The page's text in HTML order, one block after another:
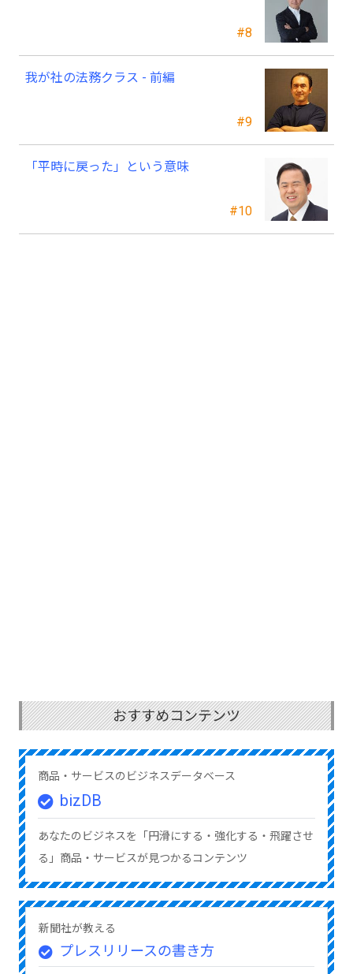
#8
#9
我が社の法務クラス - 前編
#10
「平時に戻った」という意味
おすすめコンテンツ
商品・サービスのビジネスデータベース
bizDB
あなたのビジネスを「円滑にする・強化する・飛躍させ
る」商品・サービスが見つかるコンテンツ
新聞社が教える
プレスリリースの書き方